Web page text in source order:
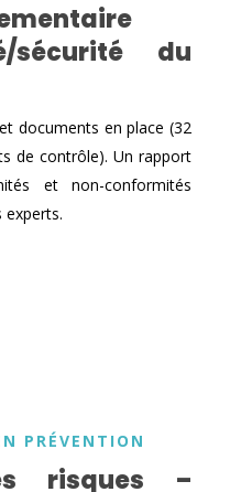
du
documents en place (32
de contrôle). Un rapport
et non-conformités
experts.
PRÉVENTION
risques –